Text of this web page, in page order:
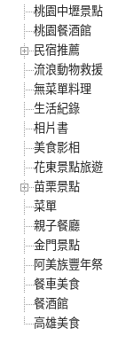
桃園中壢景點
桃園餐酒館
民宿推薦
流浪動物救援
無菜單料理
生活紀錄
相片書
美食影相
花東景點旅遊
苗栗景點
菜單
親子餐廳
金門景點
阿美族豐年祭
餐車美食
餐酒館
高雄美食